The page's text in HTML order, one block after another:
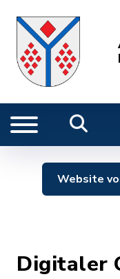
Website
Digitaler